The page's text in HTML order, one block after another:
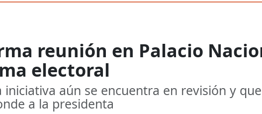
reunión en Palacio
electoral
aún se encuentra en revisión y
a la presidenta